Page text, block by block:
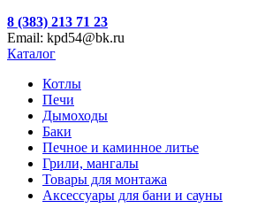
8 (383) 213 71 23
Email: kpd54@bk.ru
Каталог
Котлы
Печи
Дымоходы
Баки
Печное и каминное литье
Грили, мангалы
Товары для монтажа
Аксессуары для бани и сауны